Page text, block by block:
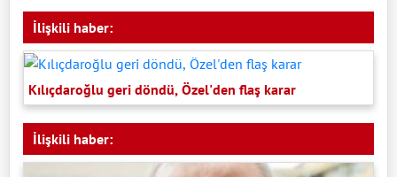
İlişkili haber:
Kılıçdaroğlu geri döndü, Özel'den flaş karar
İlişkili haber: